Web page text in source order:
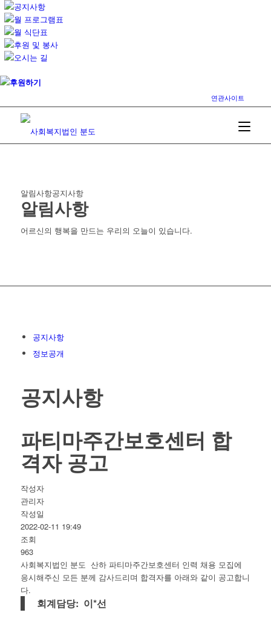
공지사항
월 프로그램표
월 식단표
후원 및 봉사
오시는 길
후원하기
연관사이트
알림사항공지사항
알림사항
어르신의 행복을 만드는 우리의 오늘이 있습니다.
공지사항
정보공개
공지사항
파티마주간보호센터 합
격자 공고
작성자
관리자
작성일
2022-02-11 19:49
조회
963
사회복지법인 분도 산하 파티마주간보호센터 인력 채용 모집에
응시해주신 모든 분께 감사드리며 합격자를 아래와 같이 공고합니
다.
회계담당: 이*선